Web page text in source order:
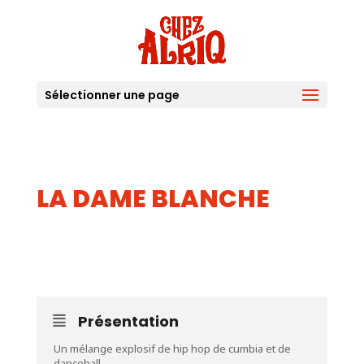
Sélectionner une page
LA DAME BLANCHE
Présentation
Un mélange explosif de hip hop de cumbia et de